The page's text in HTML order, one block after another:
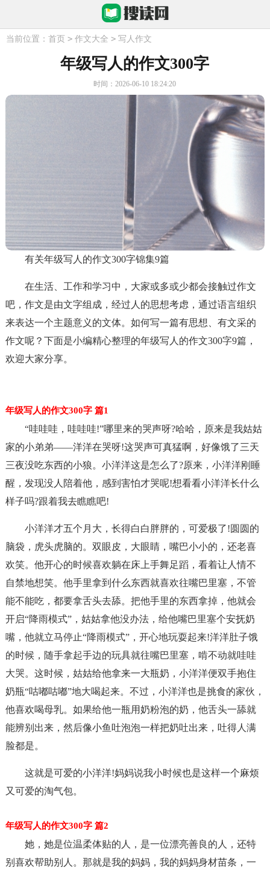
当前位置： 首页 > 作文大全 > 写人作文
年级写人的作文300字
时间：2026-06-10 18:24:20
有关年级写人的作文300字锦集9篇
在生活、工作和学习中，大家或多或少都会接触过作文
吧，作文是由文字组成，经过人的思想考虑，通过语言组织
来表达一个主题意义的文体。如何写一篇有思想、有文采的
作文呢？下面是小编精心整理的年级写人的作文300字9篇，
欢迎大家分享。
年级写人的作文300字 篇1
“哇哇哇，哇哇哇!”哪里来的哭声呀?哈哈，原来是我姑姑
家的小弟弟——洋洋在哭呀!这哭声可真猛啊，好像饿了三天
三夜没吃东西的小狼。小洋洋这是怎么了?原来，小洋洋刚睡
醒，发现没人陪着他，感到害怕才哭呢!想看看小洋洋长什么
样子吗?跟着我去瞧瞧吧!
小洋洋才五个月大，长得白白胖胖的，可爱极了!圆圆的
脑袋，虎头虎脑的。双眼皮，大眼睛，嘴巴小小的，还老喜
欢笑。他开心的时候喜欢躺在床上手舞足蹈，看着让人情不
自禁地想笑。他手里拿到什么东西就喜欢往嘴巴里塞，不管
能不能吃，都要拿舌头去舔。把他手里的东西拿掉，他就会
开启“降雨模式”，姑姑拿他没办法，给他嘴巴里塞个安抚奶
嘴，他就立马停止“降雨模式”，开心地玩耍起来!洋洋肚子饿
的时候，随手拿起手边的玩具就往嘴巴里塞，啃不动就哇哇
大哭。这时候，姑姑给他拿来一大瓶奶，小洋洋便双手抱住
奶瓶“咕嘟咕嘟”地大喝起来。不过，小洋洋也是挑食的家伙，
他喜欢喝母乳。如果给他一瓶用奶粉泡的奶，他舌头一舔就
能辨别出来，然后像小鱼吐泡泡一样把奶吐出来，吐得人满
脸都是。
这就是可爱的小洋洋!妈妈说我小时候也是这样一个麻烦
又可爱的淘气包。
年级写人的作文300字 篇2
她，她是位温柔体贴的人，是一位漂亮善良的人，还特
别喜欢帮助别人。那就是我的妈妈，我的妈妈身材苗条，一